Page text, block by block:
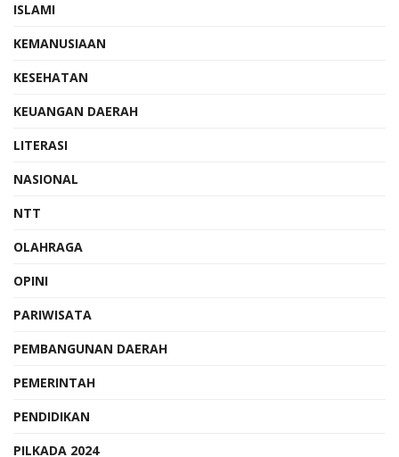
ISLAMI
KEMANUSIAAN
KESEHATAN
KEUANGAN DAERAH
LITERASI
NASIONAL
NTT
OLAHRAGA
OPINI
PARIWISATA
PEMBANGUNAN DAERAH
PEMERINTAH
PENDIDIKAN
PILKADA 2024